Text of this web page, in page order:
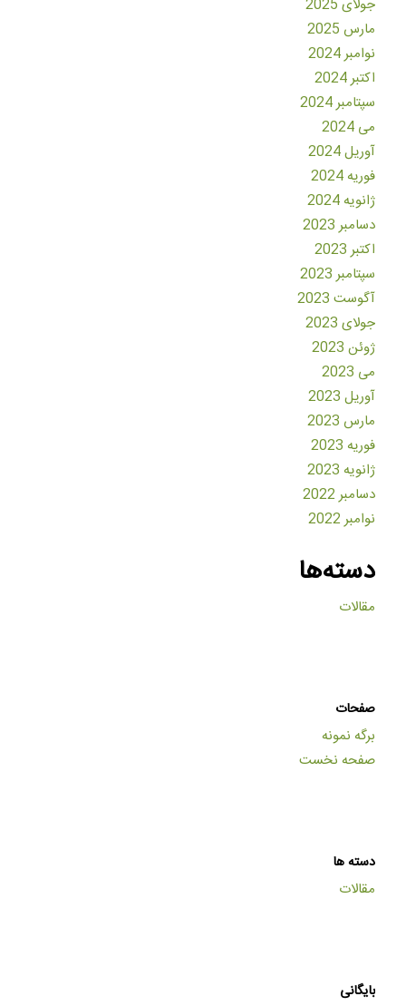
جولای 2025
مارس 2025
نوامبر 2024
اکتبر 2024
سپتامبر 2024
می 2024
آوریل 2024
فوریه 2024
ژانویه 2024
دسامبر 2023
اکتبر 2023
سپتامبر 2023
آگوست 2023
جولای 2023
ژوئن 2023
می 2023
آوریل 2023
مارس 2023
فوریه 2023
ژانویه 2023
دسامبر 2022
نوامبر 2022
دسته‌ها
مقالات
صفحات
برگه نمونه
صفحه نخست
دسته ها
مقالات
بایگانی